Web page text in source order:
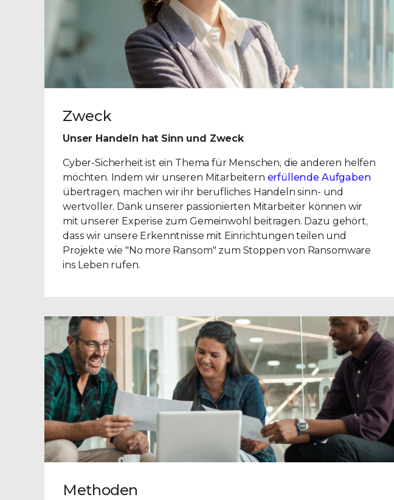
Zweck
Unser Handeln hat Sinn und Zweck
Cyber-Sicherheit ist ein Thema für Menschen, die anderen helfen
möchten. Indem wir unseren Mitarbeitern erfüllende Aufgaben
übertragen, machen wir ihr berufliches Handeln sinn- und
wertvoller. Dank unserer passionierten Mitarbeiter können wir
mit unserer Experise zum Gemeinwohl beitragen. Dazu gehört,
dass wir unsere Erkenntnisse mit Einrichtungen teilen und
Projekte wie "No more Ransom" zum Stoppen von Ransomware
ins Leben rufen.
Methoden